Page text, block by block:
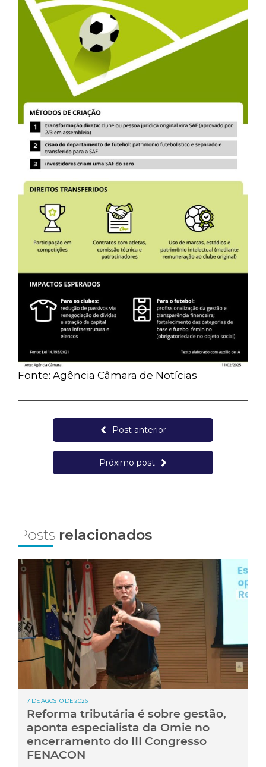
Fonte: Agência Câmara de Notícias
Post anterior
Próximo post
Posts relacionados
7 DE AGOSTO DE 2026
Reforma tributária é sobre gestão,
aponta especialista da Omie no
encerramento do III Congresso
FENACON